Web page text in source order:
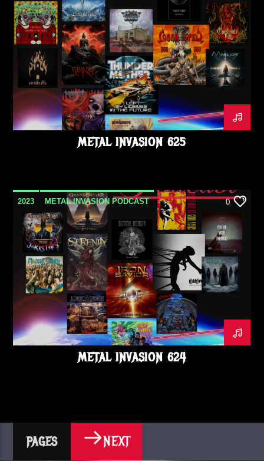
NOVEMBRE
METAL INVASION 625
2023 METAL INVASION PODCAST
NOVEMBRE
0
METAL INVASION 624
PAGES NEXT